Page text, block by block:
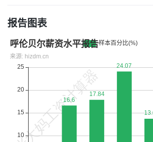
报告图表